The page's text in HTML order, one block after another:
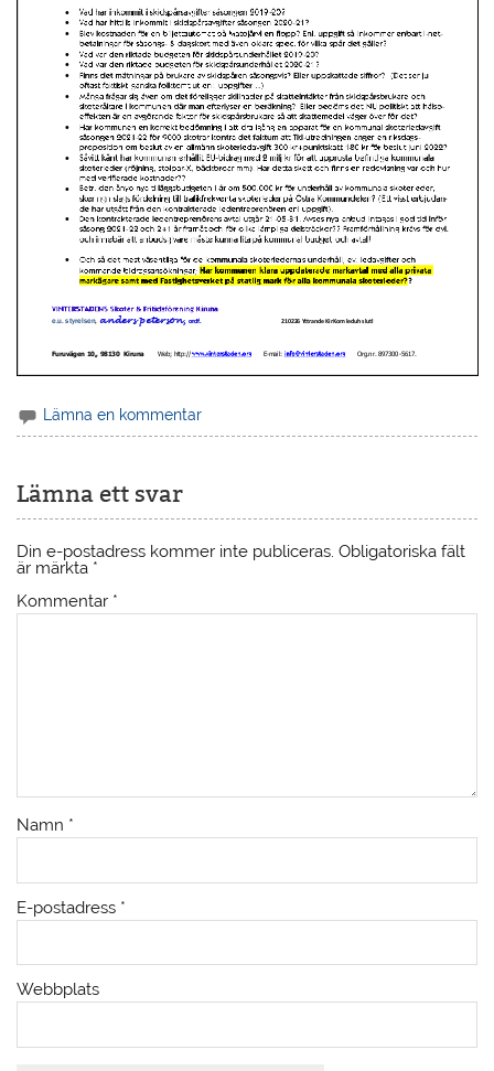
Lämna en kommentar
Lämna ett svar
Din e-postadress kommer inte publiceras. Obligatoriska fält
är märkta *
Kommentar *
Namn *
E-postadress *
Webbplats